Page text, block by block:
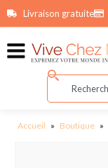
principalLivraison gratuite
Accueil » Boutique »